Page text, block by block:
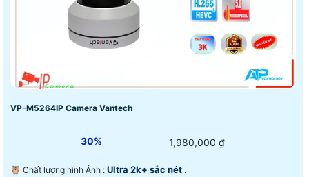
VP-M5264IP Camera Vantech
30% 1,980,000 ₫
🦉 Chất lượng hình Ảnh : Ultra 2k+ sắc nét .